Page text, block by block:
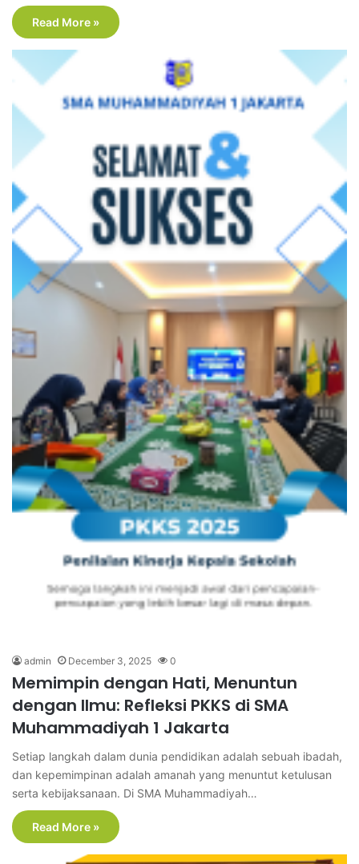
Read More »
admin December 3, 2025 0
Memimpin dengan Hati, Menuntun
dengan Ilmu: Refleksi PKKS di SMA
Muhammadiyah 1 Jakarta
Setiap langkah dalam dunia pendidikan adalah sebuah ibadah,
dan kepemimpinan adalah amanah yang menuntut ketulusan
serta kebijaksanaan. Di SMA Muhammadiyah…
Read More »